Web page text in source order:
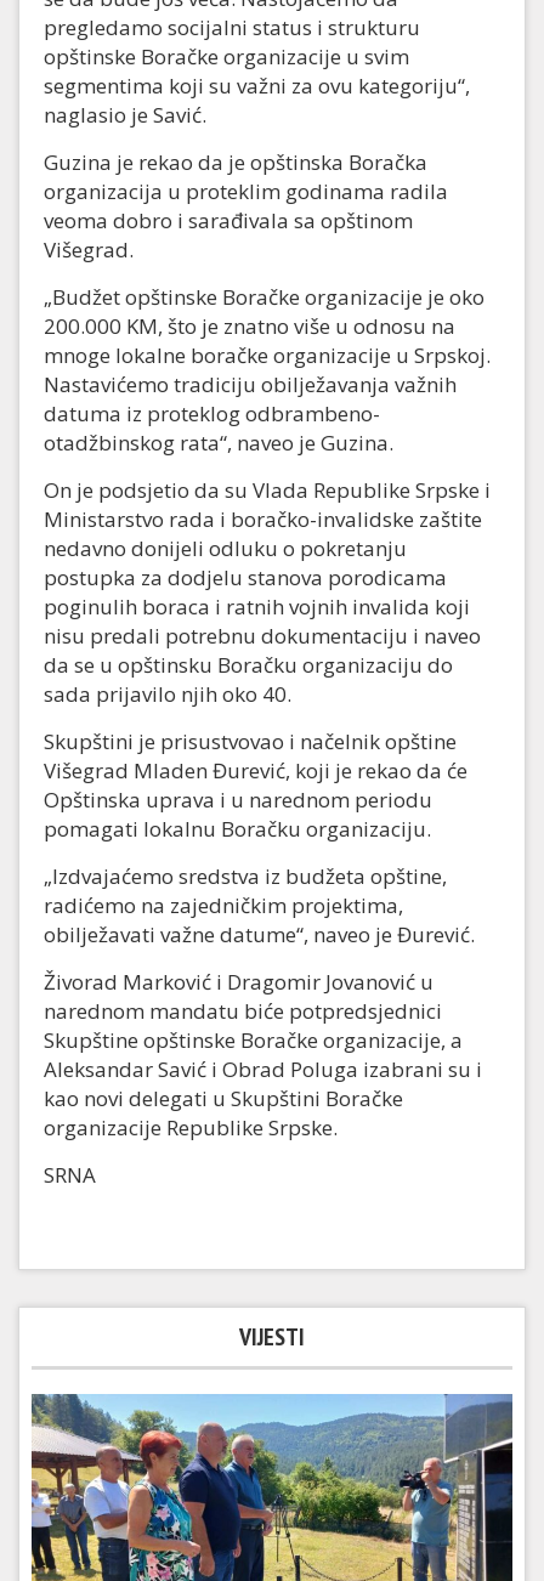
pregledamo socijalni status i strukturu
opštinske Boračke organizacije u svim
segmentima koji su važni za ovu kategoriju“,
naglasio je Savić.
Guzina je rekao da je opštinska Boračka
organizacija u proteklim godinama radila
veoma dobro i sarađivala sa opštinom
Višegrad.
„Budžet opštinske Boračke organizacije je oko
200.000 KM, što je znatno više u odnosu na
mnoge lokalne boračke organizacije u Srpskoj.
Nastavićemo tradiciju obilježavanja važnih
datuma iz proteklog odbrambeno-
otadžbinskog rata“, naveo je Guzina.
On je podsjetio da su Vlada Republike Srpske i
Ministarstvo rada i boračko-invalidske zaštite
nedavno donijeli odluku o pokretanju
postupka za dodjelu stanova porodicama
poginulih boraca i ratnih vojnih invalida koji
nisu predali potrebnu dokumentaciju i naveo
da se u opštinsku Boračku organizaciju do
sada prijavilo njih oko 40.
Skupštini je prisustvovao i načelnik opštine
Višegrad Mladen Đurević, koji je rekao da će
Opštinska uprava i u narednom periodu
pomagati lokalnu Boračku organizaciju.
„Izdvajaćemo sredstva iz budžeta opštine,
radićemo na zajedničkim projektima,
obilježavati važne datume“, naveo je Đurević.
Živorad Marković i Dragomir Jovanović u
narednom mandatu biće potpredsjednici
Skupštine opštinske Boračke organizacije, a
Aleksandar Savić i Obrad Poluga izabrani su i
kao novi delegati u Skupštini Boračke
organizacije Republike Srpske.
SRNA
VIJESTI